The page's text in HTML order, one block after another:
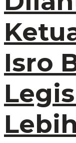
Isro